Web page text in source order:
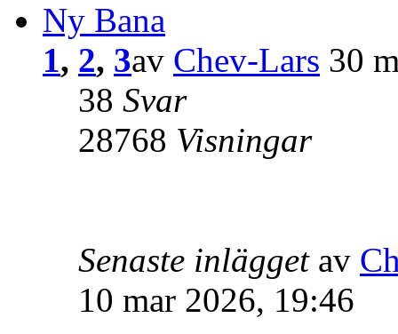
Ny Bana
1, 2, 3av Chev-Lars 30
38 Svar
28768 Visningar
Senaste inlägget av
10 mar 2026, 19:46